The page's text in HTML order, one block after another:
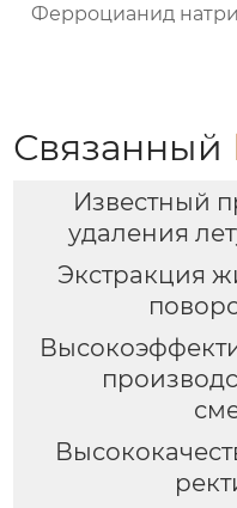
Ферроцианид
Связанный
Известный
удаления
Экстракция